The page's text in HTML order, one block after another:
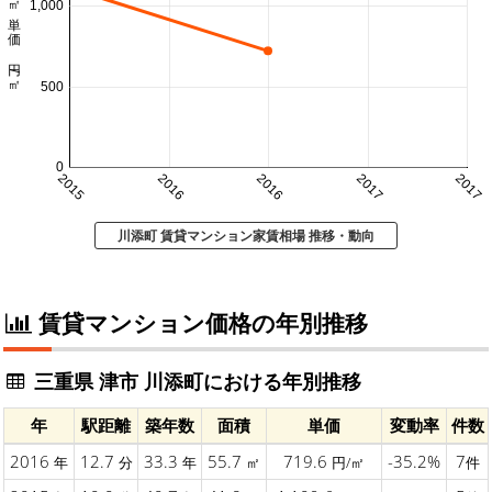
2015 2016 2016 2017 2017
0
500
1,000
㎡単価 円/㎡
川添町 賃貸マンション家賃相場 推移・動向
賃貸マンション価格の年別推移
三重県 津市 川添町における年別推移
年 駅距離 築年数 面積 単価 変動率 件数
2016 年 12.7 分 33.3 年 55.7 ㎡ 719.6 円/㎡ -35.2% 7件